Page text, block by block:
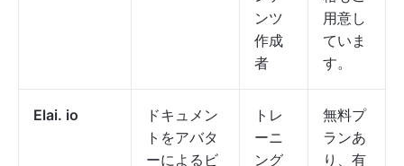
ンツ
作成
者
用意し
ていま
す。
Elai. io
ドキュメン
トをアバタ
ーによるビ
トレ
ーニ
ング
無料プ
ランあ
り、有